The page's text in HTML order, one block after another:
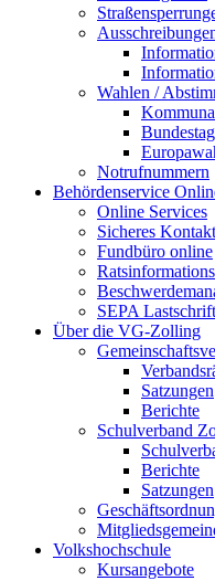
Wahlen /
Notrufnummern
Behördenservice
Online Services
Sicheres
Fundbüro online
SEPA
Über die VG-Zolling
Satzungen
Berichte
Schulverband
Berichte
Satzungen
Volkshochschule
Kursangebote